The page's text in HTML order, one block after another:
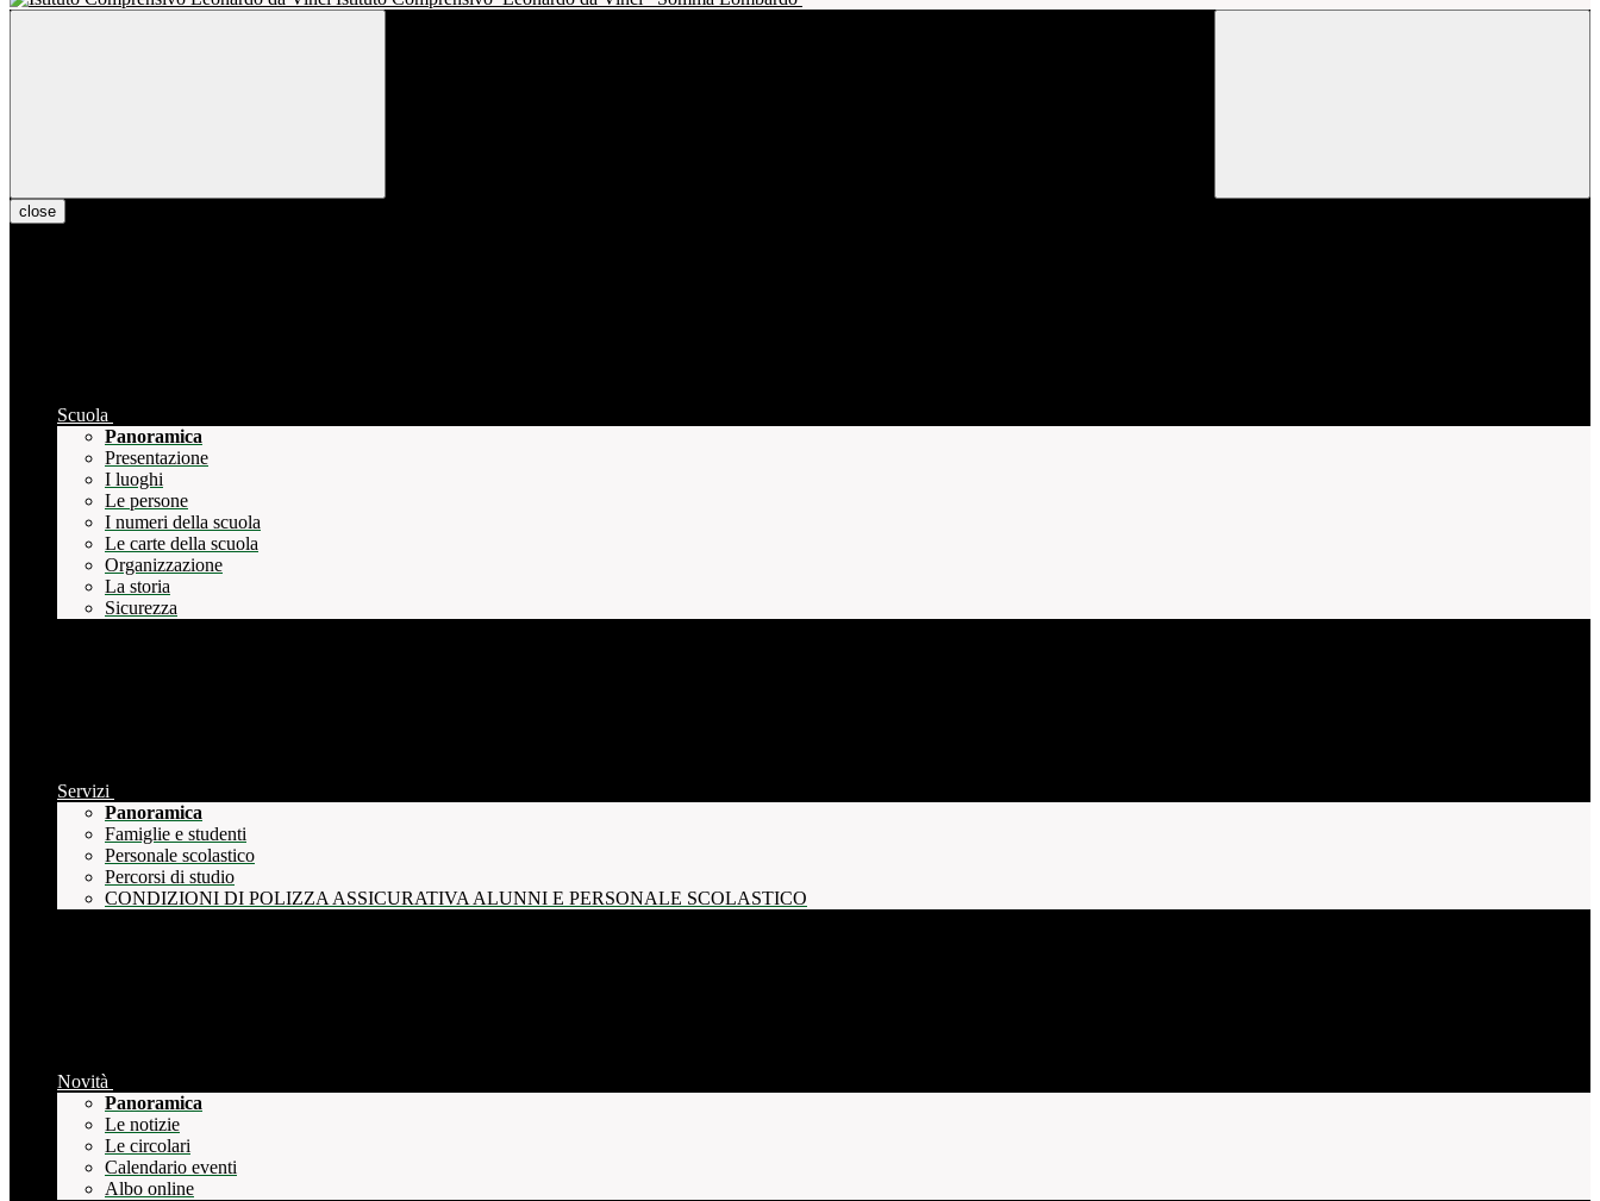
close
Scuola
Panoramica
Presentazione
I luoghi
Le persone
I numeri della scuola
Le carte della scuola
Organizzazione
La storia
Sicurezza
Servizi
Panoramica
Famiglie e studenti
Personale scolastico
Percorsi di studio
CONDIZIONI DI POLIZZA ASSICURATIVA ALUNNI E PERSONALE SCOLASTICO
Novità
Panoramica
Le notizie
Le circolari
Calendario eventi
Albo online